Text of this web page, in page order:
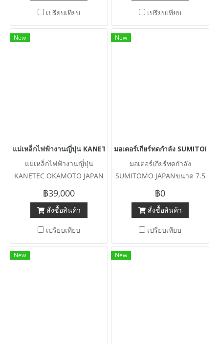
เปรียบเทียบ
HP (2)
เปรียบเทียบ
New
แม่เหล็กไฟฟ้างานญี่ปุ่น KANETEC OKAMOTO JAPAN ขนาด 400
แม่เหล็กไฟฟ้างานญี่ปุ่น
KANETEC OKAMOTO JAPAN
ขนาด 400 x 600 mm แถมฟรี
หม้อแปลงไฟ 220V
฿39,000
สั่งซื้อสินค้า
เปรียบเทียบ
New
มอเตอร์เกียร์ทดกำลัง
มอเตอร์เกียร์ทดกำลัง
SUMITOMO JAPANขนาด 7.5
HP (ทรงเพลาทะลุ) 380V รุ่น
พิเศษมีเบรคในตัว เข้ามา 2 คู่ 4
ตัว
฿0
สั่งซื้อสินค้า
เปรียบเทียบ
New New